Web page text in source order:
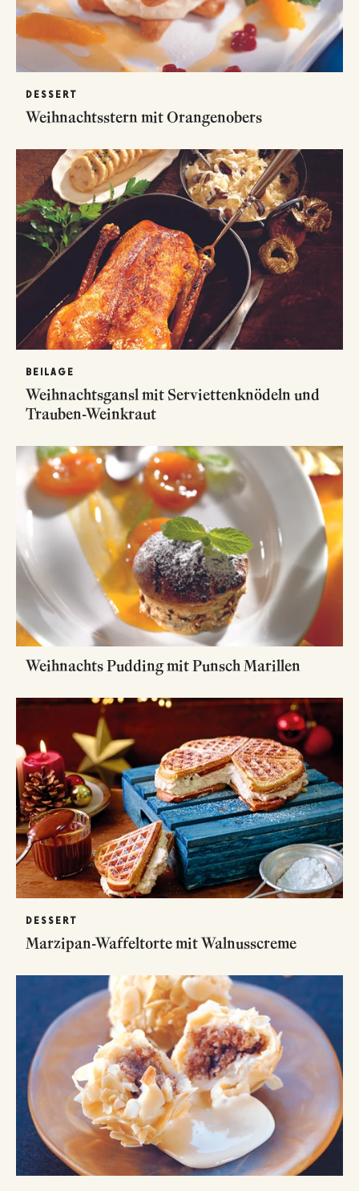
DESSERT
Weihnachtsstern mit Orangenobers
BEILAGE
Weihnachtsgansl mit Serviettenknödeln und
Trauben-Weinkraut
Weihnachts Pudding mit Punsch Marillen
DESSERT
Marzipan-Waffeltorte mit Walnusscreme